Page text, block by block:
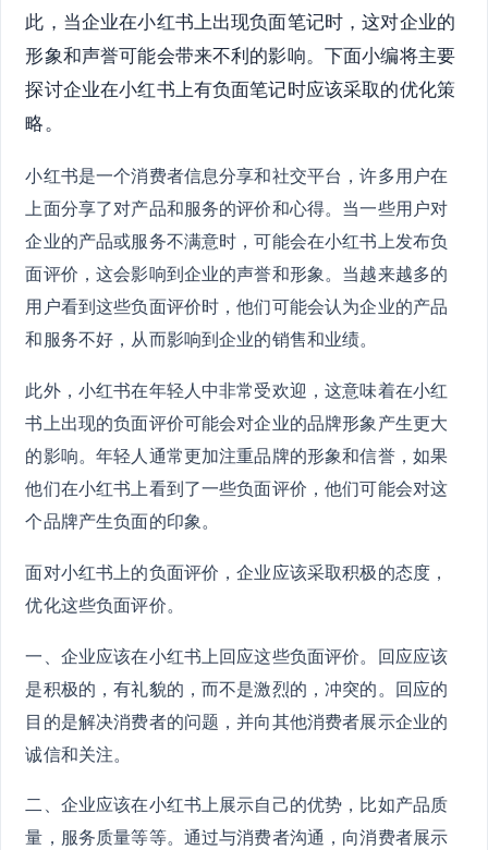
此，当企业在小红书上出现负面笔记时，这对企业的
形象和声誉可能会带来不利的影响。下面小编将主要
探讨企业在小红书上有负面笔记时应该采取的优化策
略。
小红书是一个消费者信息分享和社交平台，许多用户在
上面分享了对产品和服务的评价和心得。当一些用户对
企业的产品或服务不满意时，可能会在小红书上发布负
面评价，这会影响到企业的声誉和形象。当越来越多的
用户看到这些负面评价时，他们可能会认为企业的产品
和服务不好，从而影响到企业的销售和业绩。
此外，小红书在年轻人中非常受欢迎，这意味着在小红
书上出现的负面评价可能会对企业的品牌形象产生更大
的影响。年轻人通常更加注重品牌的形象和信誉，如果
他们在小红书上看到了一些负面评价，他们可能会对这
个品牌产生负面的印象。
面对小红书上的负面评价，企业应该采取积极的态度，
优化这些负面评价。
一、企业应该在小红书上回应这些负面评价。回应应该
是积极的，有礼貌的，而不是激烈的，冲突的。回应的
目的是解决消费者的问题，并向其他消费者展示企业的
诚信和关注。
二、企业应该在小红书上展示自己的优势，比如产品质
量，服务质量等等。通过与消费者沟通，向消费者展示